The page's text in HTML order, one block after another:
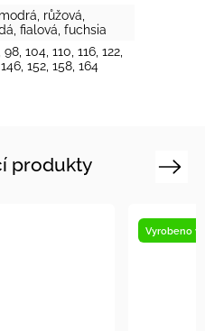
modrá růžová
fialová fuchsia
104, 110, 116, 122,
152, 158, 164
produkty
Vyrobeno v
Next